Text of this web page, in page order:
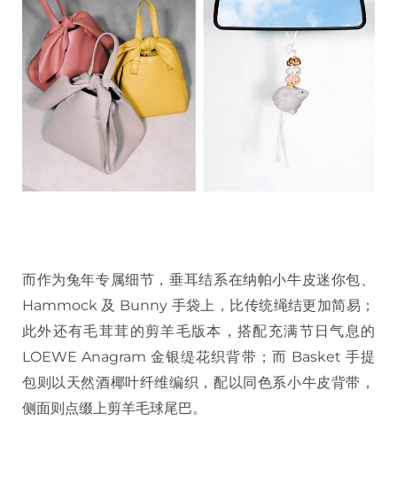
而作为兔年专属细节，垂耳结系在纳帕小牛皮迷你包、
Hammock 及 Bunny 手袋上，比传统绳结更加简易；
此外还有毛茸茸的剪羊毛版本，搭配充满节日气息的
LOEWE Anagram 金银缇花织背带；而 Basket 手提
包则以天然酒椰叶纤维编织，配以同色系小牛皮背带，
侧面则点缀上剪羊毛球尾巴。